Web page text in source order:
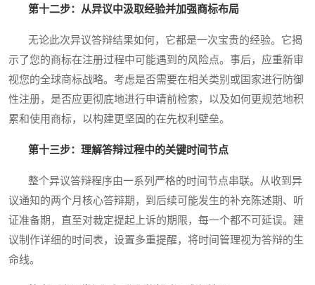
第十二步：从异议中汲取经验并加强商标布局
无论此次异议答辩结果如何，它都是一次宝贵的经验。它揭
示了您的商标在注册过程中可能遇到的风险点。事后，应重新审
视您的全球商标战略。考虑是否需要在相关类别或国家进行防御
性注册，是否应更彻底地进行申请前检索，以及如何更规范地积
累和使用商标，以构建更坚固的在先权利壁垒。
第十三步：理解答辩过程中的关键时间节点
整个异议答辩程序由一系列严格的时间节点串联。从收到异
议通知的两个月核心答辩期，到后续可能发生的补充陈述期、听
证准备期，直至对裁定提起上诉的期限，每一个都不可延误。建
议制作详细的时间表，设置多重提醒，将时间管理视为答辩的生
命线。